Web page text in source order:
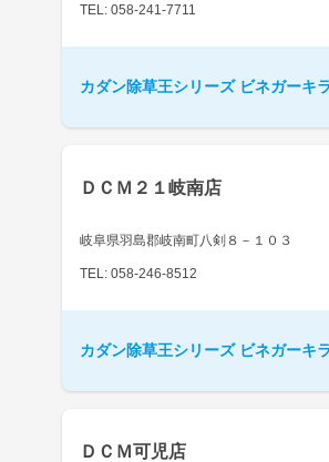
TEL: 058-241-7711
カダン除草王シリーズ ビネガーキ
ＤＣＭ２１岐南店
岐阜県羽島郡岐南町八剣８－１０３
TEL: 058-246-8512
カダン除草王シリーズ ビネガーキ
ＤＣＭ可児店